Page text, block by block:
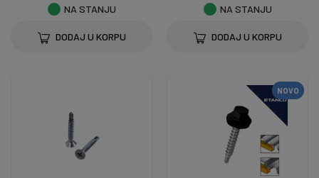
NA STANJU
DODAJ U KORPU
NA STANJU
DODAJ U KORPU
NOVO